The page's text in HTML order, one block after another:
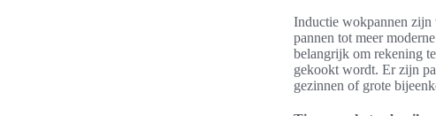
Inductie wokpannen zijn
pannen tot meer
belangrijk om rekening
gekookt wordt. Er zijn
gezinnen of grote